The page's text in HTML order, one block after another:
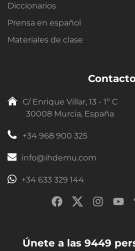
Diccionarios
Prensa en español
Materiales de clase
C/ Enrique Villar, 13 - 1º C
30008 Murcia, España
+34 968 900 325
info@ihdemu.com
+34 633 329 144
Únete a las 9449